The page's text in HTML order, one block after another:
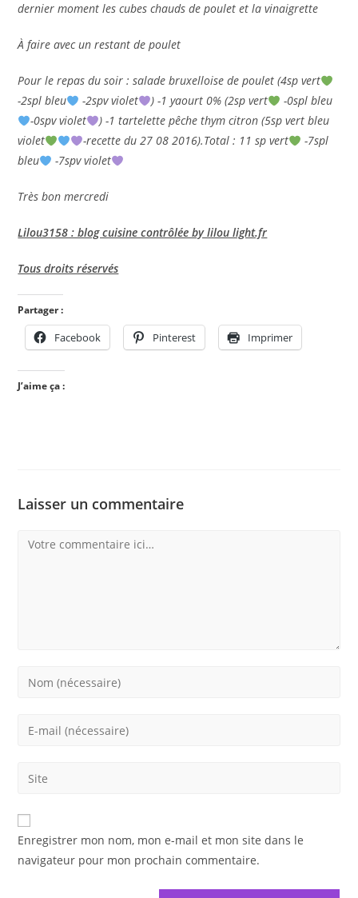
dernier moment les cubes chauds de poulet et la vinaigrette
À faire avec un restant de poulet
Pour le repas du soir : salade bruxelloise de poulet (4sp vert
-2spl bleu
-2spv violet ) -1 yaourt 0% (2sp vert
-0spl bleu
-0spv violet
) -1 tartelette pêche thym citron (5sp vert bleu
violet
-recette du 27 08 2016).Total : 11 sp vert
-7spl
bleu
-7spv violet
Très bon mercredi
Lilou3158 : blog cuisine contrôlée by lilou light.fr
Tous droits réservés
Partager :
Facebook Pinterest Imprimer
J’aime ça :
Laisser un commentaire
Comment
Enter
Enter
address
comment
Saisir
de
votre
(facultatif)
Enregistrer mon nom, mon e-mail et mon site dans le
navigateur pour mon prochain commentaire.